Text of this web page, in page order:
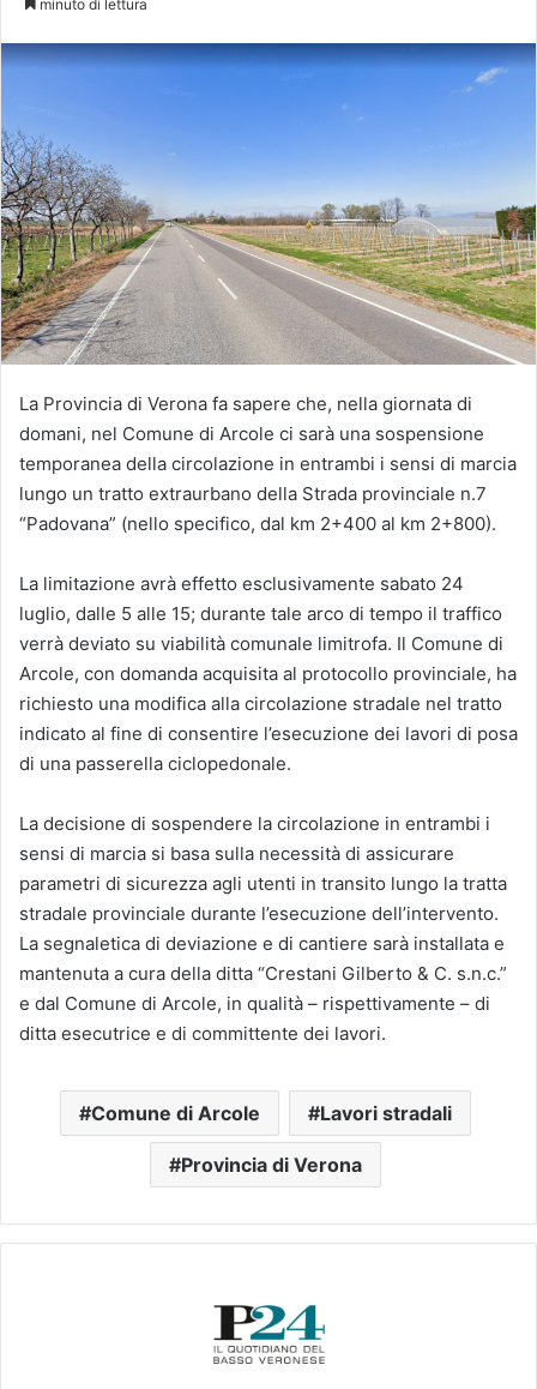
minuto di lettura
La Provincia di Verona fa sapere che, nella giornata di
domani, nel Comune di Arcole ci sarà una sospensione
temporanea della circolazione in entrambi i sensi di marcia
lungo un tratto extraurbano della Strada provinciale n.7
“Padovana” (nello specifico, dal km 2+400 al km 2+800).
La limitazione avrà effetto esclusivamente sabato 24
luglio, dalle 5 alle 15; durante tale arco di tempo il traffico
verrà deviato su viabilità comunale limitrofa. Il Comune di
Arcole, con domanda acquisita al protocollo provinciale, ha
richiesto una modifica alla circolazione stradale nel tratto
indicato al fine di consentire l’esecuzione dei lavori di posa
di una passerella ciclopedonale.
La decisione di sospendere la circolazione in entrambi i
sensi di marcia si basa sulla necessità di assicurare
parametri di sicurezza agli utenti in transito lungo la tratta
stradale provinciale durante l’esecuzione dell’intervento.
La segnaletica di deviazione e di cantiere sarà installata e
mantenuta a cura della ditta “Crestani Gilberto & C. s.n.c.”
e dal Comune di Arcole, in qualità – rispettivamente – di
ditta esecutrice e di committente dei lavori.
Comune di Arcole Lavori stradali
Provincia di Verona